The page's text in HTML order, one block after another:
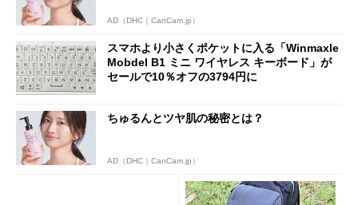
AD（DHC｜CanCam.jp）
スマホより小さくポケットに入る「Winmaxle
Mobdel B1 ミニ ワイヤレス キーボード」が
セールで10％オフの3794円に
ちゅるんとツヤ肌の秘密とは？
AD（DHC｜CanCam.jp）